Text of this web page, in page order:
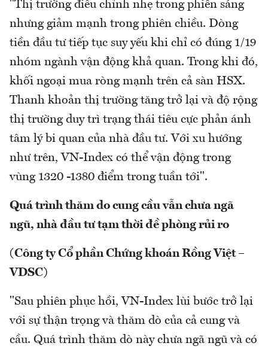
"Thị trường điều chỉnh nhẹ trong phiên sáng
nhưng giảm mạnh trong phiên chiều. Dòng
tiền đầu tư tiếp tục suy yếu khi chỉ có đúng 1/19
nhóm ngành vận động khả quan. Trong khi đó,
khối ngoại mua ròng mạnh trên cả sàn HSX.
Thanh khoản thị trường tăng trở lại và độ rộng
thị trường duy trì trạng thái tiêu cực phản ánh
tâm lý bi quan của nhà đầu tư. Với xu hướng
như trên, VN-Index có thể vận động trong
vùng 1320 -1380 điểm trong tuần tới".
Quá trình thăm do cung cầu vẫn chưa ngã
ngũ, nhà đầu tư tạm thời đề phòng rủi ro
(Công ty Cổ phần Chứng khoán Rồng Việt –
VDSC)
"Sau phiên phục hồi, VN-Index lùi bước trở lại
với sự thận trọng và thăm dò của cả cung và
cầu. Quá trình thăm dò này chưa ngã ngũ và có